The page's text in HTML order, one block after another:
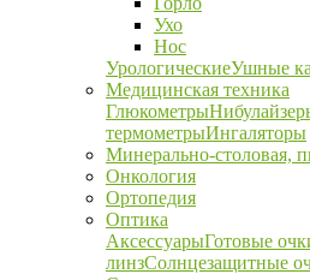
Ухо
Нос
УрологическиеУшные
Медицинская техника
Глюкометры
термометрыИнгаляторы
Минерально-столовая,
Онкология
Ортопедия
Оптика
АксессуарыГотовые
линзСолнцезащитные